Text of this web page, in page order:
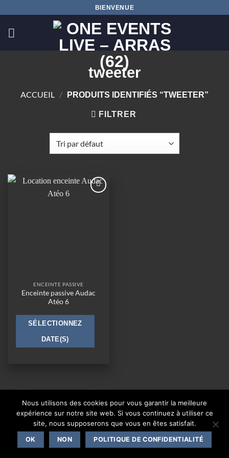
contenu
BIENVENUE
tweeter
ACCUEIL / PRODUITS IDENTIFIÉS “TWEETER”
FILTRER
ENCEINTE PASSIVE
Enceinte passive Audac
Atéo 6
SÉLECTIONNEZ
DATE(S)
CONTACT
Copyright 2026 ©One Events Live|Mentions légales
Nous utilisons des cookies pour vous garantir la meilleure
expérience sur notre site web. Si vous continuez à utiliser ce
site, nous supposerons que vous en êtes satisfait.
OK NON POLITIQUE DE CONFIDENTIALITÉ